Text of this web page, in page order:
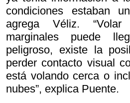
condiciones estaban
agrega Véliz. “Volar
marginales puede
peligroso, existe la
perder contacto visual
está volando cerca o
nubes”, explica Puente.